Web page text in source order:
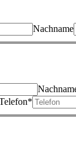
Nachname